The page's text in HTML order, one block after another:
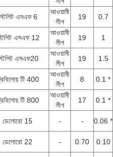
এসএফ 6
আওয়ামী
লীগ
19 0.7
এসএফ 12
আওয়ামী
লীগ
19 1
এসএফ20
আওয়ামী
লীগ
19 1.5
টি 400
আওয়ামী
লীগ
8 0.1 *
টি 800
আওয়ামী
লীগ
17 0.1 *
ডেলোরো 15 - - 0.06 *
ডেলোরো 22 - 0.70 0.10